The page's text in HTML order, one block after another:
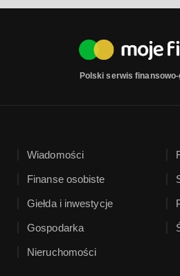
Polski serwis
Wiadomości
Finanse osobiste
Giełda i inwestycje
Gospodarka
Nieruchomości